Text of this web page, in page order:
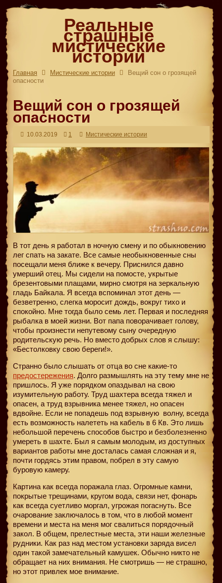
Реальные
страшные
мистические
истории
Главная Мистические истории
Вещий сон о грозящей
опасности
Вещий сон о грозящей
опасности
10.03.2019 1 Мистические истории
В тот день я работал в ночную смену и по обыкновению
лег спать на закате. Все самые необыкновенные сны
посещали меня ближе к вечеру. Приснился давно
умерший отец. Мы сидели на помосте, укрытые
брезентовыми плащами, мирно смотря на зеркальную
гладь Байкала. Я всегда вспоминал этот день —
безветренно, слегка моросит дождь, вокруг тихо и
спокойно. Мне тогда было семь лет. Первая и последняя
рыбалка в моей жизни. Вот папа поворачивает голову,
чтобы произнести непутевому сыну очередную
родительскую речь. Но вместо добрых слов я слышу:
«Бестолковку свою береги!».
Странно было слышать от отца во сне какие-то
предостережения. Долго размышлять на эту тему мне не
пришлось. Я уже порядком опаздывал на свою
изумительную работу. Труд шахтера всегда тяжел и
опасен, а труд взрывника менее тяжел, но опасен
вдвойне. Если не попадешь под взрывную волну, всегда
есть возможность налететь на кабель в 6 Кв. Это лишь
небольшой перечень способов быстро и безболезненно
умереть в шахте. Был я самым молодым, из доступных
вариантов работы мне досталась самая сложная и я,
почти гордясь этим правом, побрел в эту самую
буровую камеру.
Картина как всегда поражала глаз. Огромные камни,
покрытые трещинами, кругом вода, связи нет, фонарь
как всегда суетливо моргал, угрожая погаснуть. Все
очарование заключалось в том, что в любой момент
времени и места на меня мог свалиться порядочный
закол. В общем, прелестные места, эти наши железные
рудники. Как раз над местом установки заряда висел
один такой замечательный камушек. Обычно никто не
обращает на них внимания. Не смотришь — не страшно,
но этот привлек мое внимание.